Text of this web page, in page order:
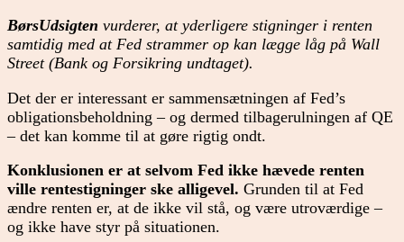
BørsUdsigten vurderer, at yderligere stigninger i renten
samtidig med at Fed strammer op kan lægge låg på Wall
Street (Bank og Forsikring undtaget).
Det der er interessant er sammensætningen af Fed’s
obligationsbeholdning – og dermed tilbagerulningen af QE
– det kan komme til at gøre rigtig ondt.
Konklusionen er at selvom Fed ikke hævede renten
ville rentestigninger ske alligevel. Grunden til at Fed
ændre renten er, at de ikke vil stå, og være utroværdige –
og ikke have styr på situationen.